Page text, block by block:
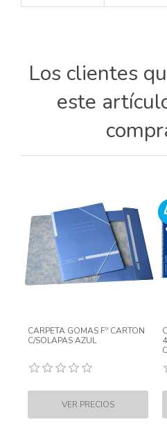
Los clientes
este
CARPETA GOMAS Fº CARTON
C/SOLAPAS AZUL